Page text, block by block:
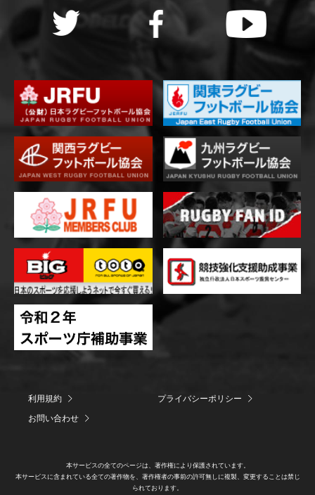
利用規約
プライバシーポリシー
お問い合わせ
本サービスの全てのページは、著作権により保護されています。
本サービスに含まれている全ての著作物を、著作権者の事前の許可無しに複製、変更することは禁じ
られております。